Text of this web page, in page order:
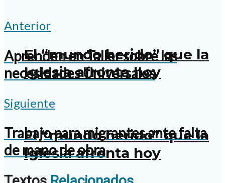
El “mundo herido” que la
Iglesia afronta hoy
El “mundo herido” que la
Iglesia afronta hoy
Anterior
Aprenden en Taller sobre las
necesidades Universales
Siguiente
Trabajo para migrantes ante falta
de mano de obra